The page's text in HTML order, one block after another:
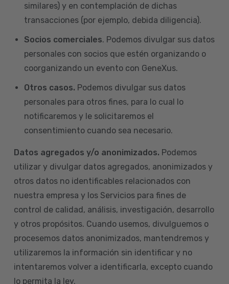
similares) y en contemplación de dichas
transacciones (por ejemplo, debida diligencia).
Socios comerciales. Podemos divulgar sus datos
personales con socios que estén organizando o
coorganizando un evento con GeneXus.
Otros casos. Podemos divulgar sus datos
personales para otros fines, para lo cual lo
notificaremos y le solicitaremos el
consentimiento cuando sea necesario.
Datos agregados y/o anonimizados. Podemos
utilizar y divulgar datos agregados, anonimizados y
otros datos no identificables relacionados con
nuestra empresa y los Servicios para fines de
control de calidad, análisis, investigación, desarrollo
y otros propósitos. Cuando usemos, divulguemos o
procesemos datos anonimizados, mantendremos y
utilizaremos la información sin identificar y no
intentaremos volver a identificarla, excepto cuando
lo permita la ley.